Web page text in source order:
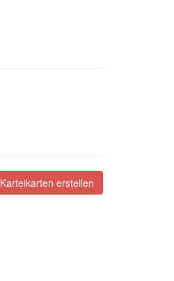
Karteikarten erstellen